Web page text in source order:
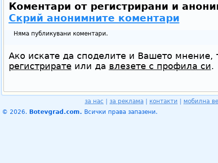
Коментари от регистрирани и
Скрий анонимните коментари
Няма публикувани коментари.
Ако искате да споделите и Вашето мнение,
регистриратеили да влезете с профила си.
за нас за реклама контакти
мобилна
© 2026. Botevgrad.com. Всички права запазени.